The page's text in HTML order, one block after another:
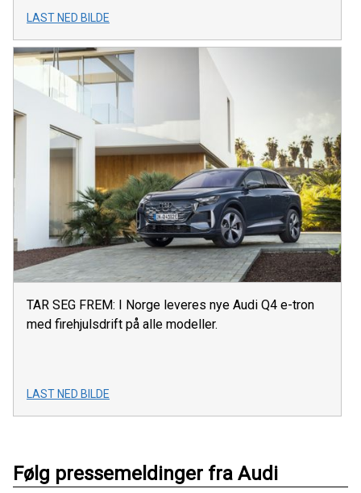
LAST NED BILDE
TAR SEG FREM: I Norge leveres nye Audi Q4 e-tron
med firehjulsdrift på alle modeller.
LAST NED BILDE
Følg pressemeldinger fra Audi